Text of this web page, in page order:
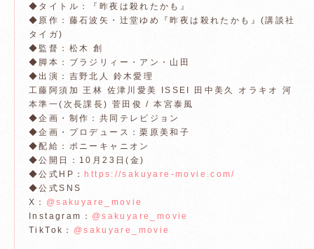
◆タイトル：『昨夜は殺れたかも』
◆原作：藤石波矢・辻堂ゆめ『昨夜は殺れたかも』(講談社
タイガ)
◆監督：松木 創
◆脚本：ブラジリィー・アン・山田
◆出演：吉野北人 鈴木愛理
工藤阿須加 王林 佐津川愛美 ISSEI 田中美久 オラキオ 河
本準一(次長課長) 菅田俊 / 本宮泰風
◆企画・制作：共同テレビジョン
◆企画・プロデュース：栗原美和子
◆配給：ポニーキャニオン
◆公開日：10月23日(金)
◆公式HP：https://sakuyare-movie.com/
◆公式SNS
X： @sakuyare_movie
Instagram： @sakuyare_movie
TikTok： @sakuyare_movie